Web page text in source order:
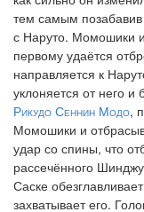
тем самым
с Наруто. Момошики
первому удаётся
направляется к
уклоняется от него и
Рикудо Сеннин Модо,
Момошики и
удар со спины, что
рассечённого
Саске
захватывает его.